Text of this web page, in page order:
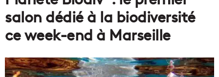
salon dédié à la biodiversité
ce week-end à Marseille